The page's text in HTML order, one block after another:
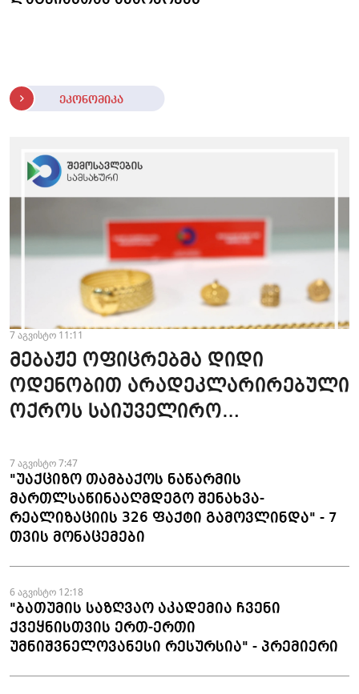
ეკონომიკა
7 აგვისტო 11:11
მებაჟე ოფიცრებმა დიდი
ოდენობით არადეკლარირებული
ოქროს საიუველირო
ფაქტები აღკვეთეს
7 აგვისტო 7:47
"უაქციზო თამბაქოს ნაწარმის
მართლსაწინააღმდეგო შენახვა-
რეალიზაციის 326 ფაქტი გამოვლინდა" - 7
თვის მონაცემები
6 აგვისტო 12:18
"ბათუმის საზღვაო აკადემია ჩვენი
ქვეყნისთვის ერთ-ერთი
უმნიშვნელოვანესი რესურსია" - პრემიერი